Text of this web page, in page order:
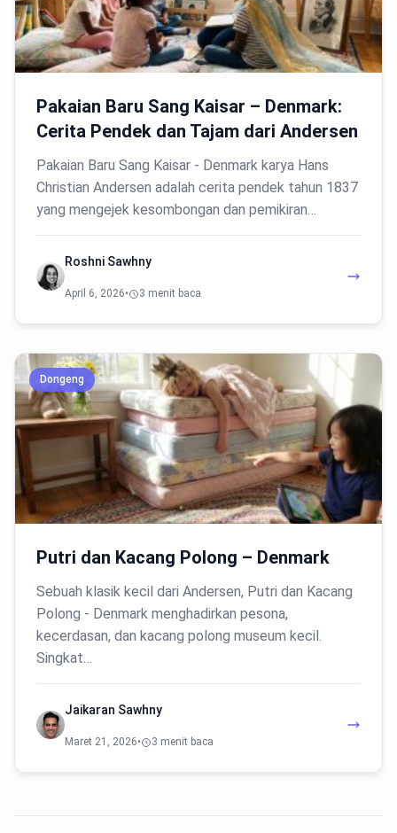
Pakaian Baru Sang Kaisar – Denmark:
Cerita Pendek dan Tajam dari Andersen
Pakaian Baru Sang Kaisar - Denmark karya Hans
Christian Andersen adalah cerita pendek tahun 1837
yang mengejek kesombongan dan pemikiran…
Roshni Sawhny
April 6, 2026• 3 menit baca
Dongeng
Putri dan Kacang Polong – Denmark
Sebuah klasik kecil dari Andersen, Putri dan Kacang
Polong - Denmark menghadirkan pesona,
kecerdasan, dan kacang polong museum kecil.
Singkat…
Jaikaran Sawhny
Maret 21, 2026• 3 menit baca